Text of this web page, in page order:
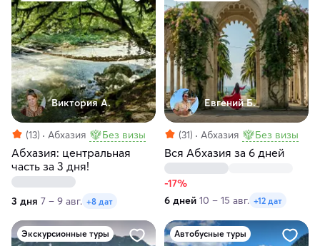
Виктория А.
(13) Абхазия Без визы
Абхазия: центральная
часть за 3 дня!
3 дня 7 – 9 авг. +8 дат
Евгений Б.
(31) Абхазия Без визы
Вся Абхазия за 6 дней
-17%
6 дней 10 – 15 авг. +12 дат
Экскурсионные туры Автобусные туры